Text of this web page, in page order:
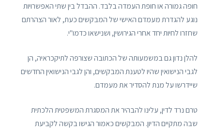
חופה גמורה או חופת העמדה בלבד. ההבדל בין שתי האפשרויות
נוגע להגדרת מעמדם האישי של המבקשים כעת, לאור הצהרתם
שחזרו לחיות יחד אחרי הגירושין, ושנישאו כדמו"י.
להלן נדון גם במשמעותה של הכתובה שצורפה לתיקכראיה, הן
לגבי הנישואין שהיו לטענת המבקשים, והן לגבי הנישואין החדשים
שיידרשו על מנת להסדיר את מעמדם.
טרם נרד לדין, עלינו להבהיר את המסגרת המשפטית הלכתית
שבה מתקיים הדיון. המבקשים כאמור הגישו בקשה לקביעת